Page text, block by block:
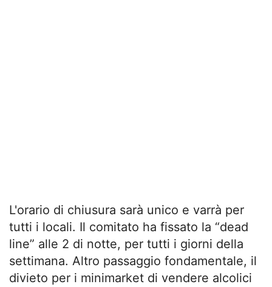
L'orario di chiusura sarà unico e varrà per
tutti i locali. Il comitato ha fissato la “dead
line” alle 2 di notte, per tutti i giorni della
settimana. Altro passaggio fondamentale, il
divieto per i minimarket di vendere alcolici